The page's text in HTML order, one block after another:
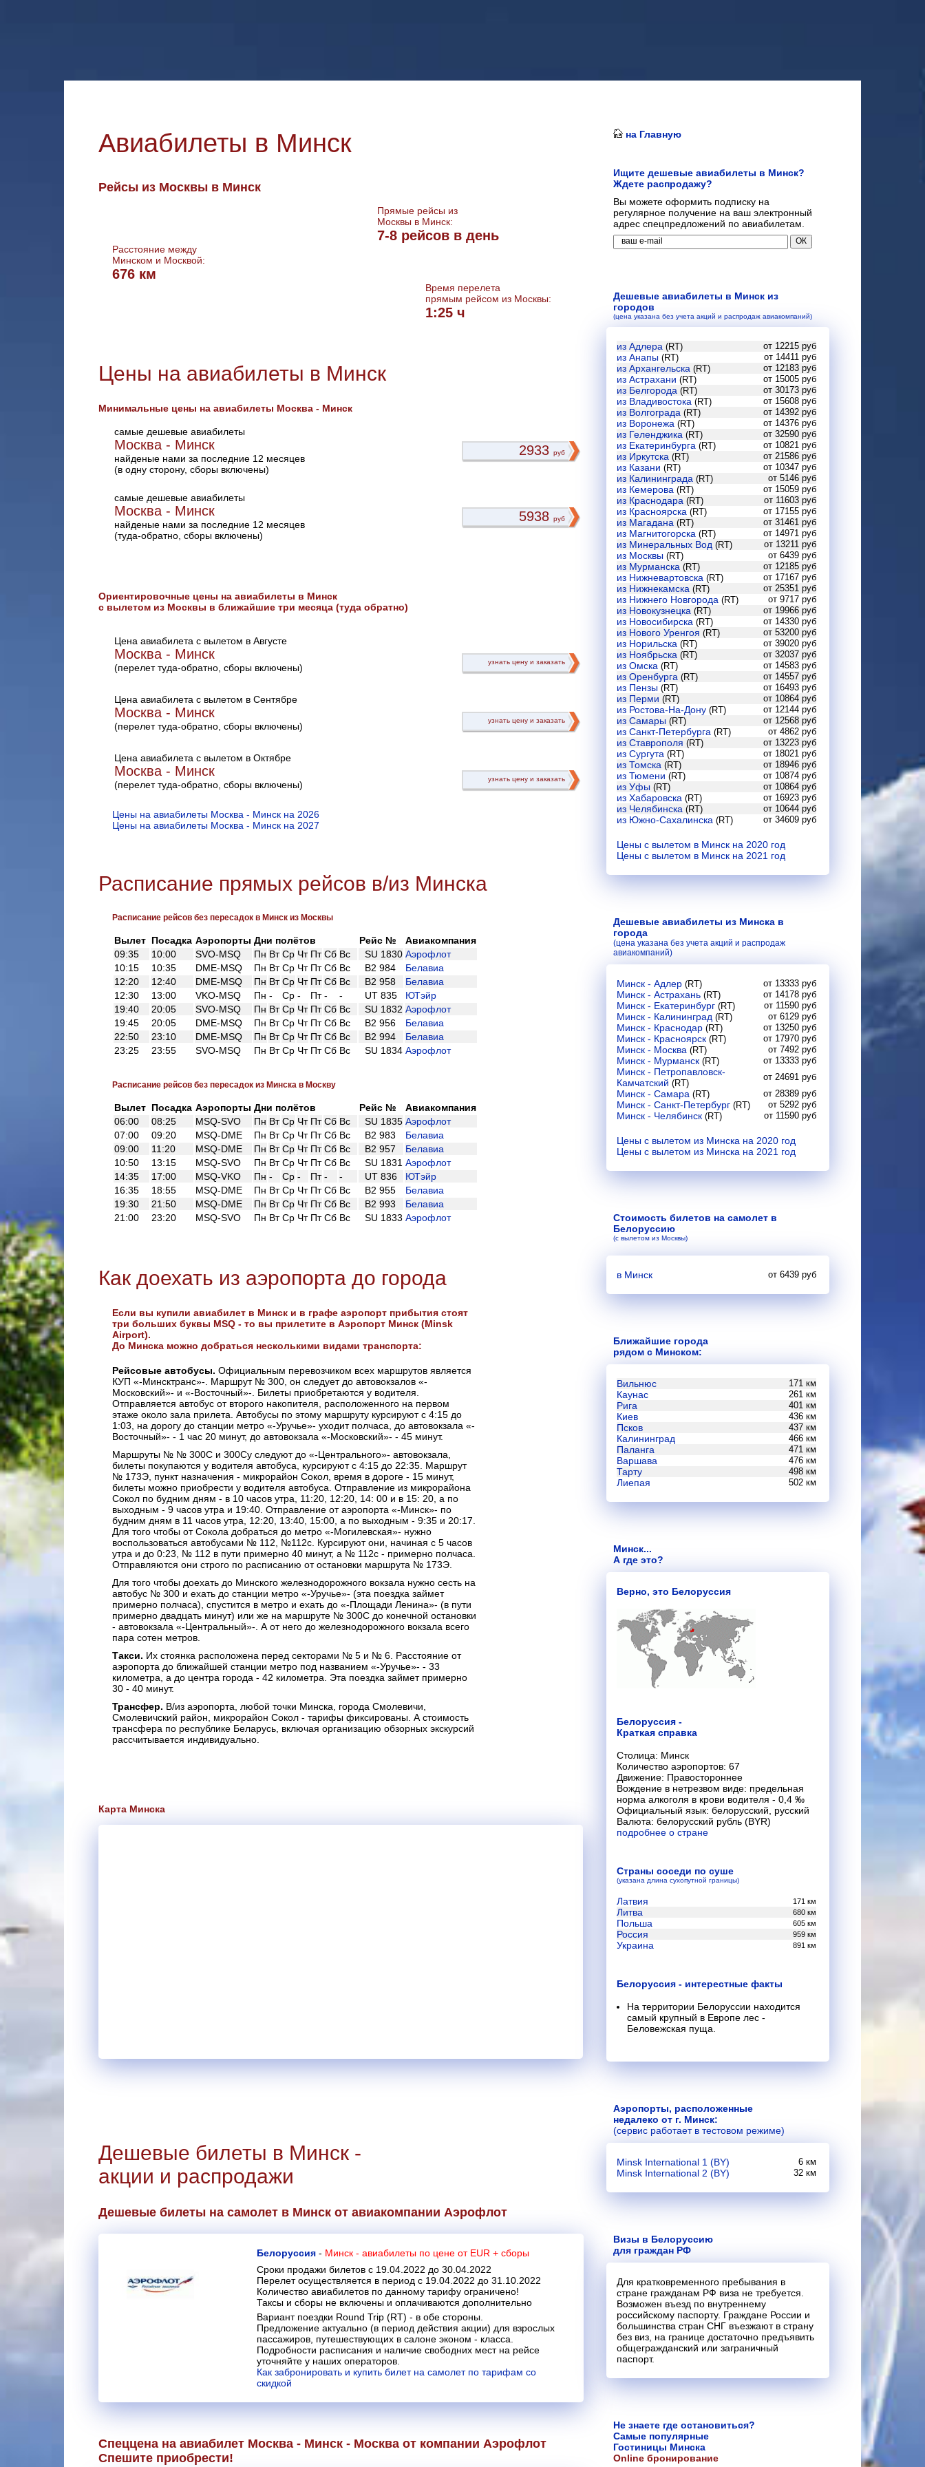
Авиабилеты в Минск
Рейсы из Москвы в Минск
Прямые рейсы из
Москвы в Минск:
7-8 рейсов в день
Расстояние между
Минском и Москвой:
676 км
Время перелета
прямым рейсом из Москвы:
1:25 ч
Цены на авиабилеты в Минск
Минимальные цены на авиабилеты Москва - Минск
самые дешевые авиабилеты
Москва - Минск
найденые нами за последние 12 месяцев
(в одну сторону, сборы включены)
2933 руб
самые дешевые авиабилеты
Москва - Минск
найденые нами за последние 12 месяцев
(туда-обратно, сборы включены)
5938 руб
Ориентировочные цены на авиабилеты в Минск
с вылетом из Москвы в ближайшие три месяца (туда обратно)
Цена авиабилета с вылетом в Августе
Москва - Минск
(перелет туда-обратно, сборы включены)
узнать цену и заказать
Цена авиабилета с вылетом в Сентябре
Москва - Минск
(перелет туда-обратно, сборы включены)
узнать цену и заказать
Цена авиабилета с вылетом в Октябре
Москва - Минск
(перелет туда-обратно, сборы включены)
узнать цену и заказать
Цены на авиабилеты Москва - Минск на 2026
Цены на авиабилеты Москва - Минск на 2027
Расписание прямых рейсов в/из Минска
Расписание рейсов без пересадок в Минск из Москвы
Вылет Посадка Аэропорты Дни полётов Рейс №
Авиакомпания
09:35
10:00 SVO-MSQ Пн Вт Ср Чт Пт Сб Вс SU 1830 Аэрофлот
10:15
10:35 DME-MSQ Пн Вт Ср Чт Пт Сб Вс B2 984
Белавиа
12:20
12:40 DME-MSQ Пн Вт Ср Чт Пт Сб Вс B2 958
Белавиа
12:30
13:00 VKO-MSQ Пн - Ср - Пт - - UT 835
ЮТэйр
19:40
20:05 SVO-MSQ Пн Вт Ср Чт Пт Сб Вс SU 1832 Аэрофлот
19:45
20:05 DME-MSQ Пн Вт Ср Чт Пт Сб Вс B2 956
Белавиа
22:50
23:10 DME-MSQ Пн Вт Ср Чт Пт Сб Вс B2 994
Белавиа
23:25
23:55 SVO-MSQ Пн Вт Ср Чт Пт Сб Вс SU 1834 Аэрофлот
Расписание рейсов без пересадок из Минска в Москву
Вылет Посадка Аэропорты Дни полётов Рейс №
Авиакомпания
06:00
08:25 MSQ-SVO Пн Вт Ср Чт Пт Сб Вс SU 1835 Аэрофлот
07:00
09:20 MSQ-DME Пн Вт Ср Чт Пт Сб Вс B2 983
Белавиа
09:00
11:20 MSQ-DME Пн Вт Ср Чт Пт Сб Вс B2 957
Белавиа
10:50
13:15 MSQ-SVO Пн Вт Ср Чт Пт Сб Вс SU 1831 Аэрофлот
14:35
17:00 MSQ-VKO Пн - Ср - Пт - - UT 836
ЮТэйр
16:35
18:55 MSQ-DME Пн Вт Ср Чт Пт Сб Вс B2 955
Белавиа
19:30
21:50 MSQ-DME Пн Вт Ср Чт Пт Сб Вс B2 993
Белавиа
21:00
23:20 MSQ-SVO Пн Вт Ср Чт Пт Сб Вс SU 1833 Аэрофлот
Как доехать из аэропорта до города
Если вы купили авиабилет в Минск и в графе аэропорт прибытия стоят
три больших буквы MSQ - то вы прилетите в Аэропорт Минск (Minsk
Airport).
До Минска можно добраться несколькими видами транспорта:
Рейсовые автобусы. Официальным перевозчиком всех маршрутов является
КУП «-Минсктранс»-. Маршрут № 300, он следует до автовокзалов «-
Московский»- и «-Восточный»-. Билеты приобретаются у водителя.
Отправляется автобус от второго накопителя, расположенного на первом
этаже около зала прилета. Автобусы по этому маршруту курсируют с 4:15 до
1:03, на дорогу до станции метро «-Уручье»- уходит полчаса, до автовокзала «-
Восточный»- - 1 час 20 минут, до автовокзала «-Московский»- - 45 минут.
Маршруты № № 300С и 300Су следуют до «-Центрального»- автовокзала,
билеты покупаются у водителя автобуса, курсируют с 4:15 до 22:35. Маршрут
№ 173Э, пункт назначения - микрорайон Сокол, время в дороге - 15 минут,
билеты можно приобрести у водителя автобуса. Отправление из микрорайона
Сокол по будним дням - в 10 часов утра, 11:20, 12:20, 14: 00 и в 15: 20, а по
выходным - 9 часов утра и 19:40. Отправление от аэропорта «-Минск»- по
будним дням в 11 часов утра, 12:20, 13:40, 15:00, а по выходным - 9:35 и 20:17.
Для того чтобы от Сокола добраться до метро «-Могилевская»- нужно
воспользоваться автобусами № 112, №112с. Курсируют они, начиная с 5 часов
утра и до 0:23, № 112 в пути примерно 40 минут, а № 112с - примерно полчаса.
Отправляются они строго по расписанию от остановки маршрута № 173Э.
Для того чтобы доехать до Минского железнодорожного вокзала нужно сесть на
автобус № 300 и ехать до станции метро «-Уручье»- (эта поездка займет
примерно полчаса), спустится в метро и ехать до «-Площади Ленина»- (в пути
примерно двадцать минут) или же на маршруте № 300С до конечной остановки
- автовокзала «-Центральный»-. А от него до железнодорожного вокзала всего
пара сотен метров.
Такси. Их стоянка расположена перед секторами № 5 и № 6. Расстояние от
аэропорта до ближайшей станции метро под названием «-Уручье»- - 33
километра, а до центра города - 42 километра. Эта поездка займет примерно
30 - 40 минут.
Трансфер. В/из аэропорта, любой точки Минска, города Смолевичи,
Смолевичский район, микрорайон Сокол - тарифы фиксированы. А стоимость
трансфера по республике Беларусь, включая организацию обзорных экскурсий
рассчитывается индивидуально.
Карта Минска
Дешевые билеты в Минск -
акции и распродажи
Дешевые билеты на самолет в Минск от авиакомпании Аэрофлот
Белоруссия - Минск - авиабилеты по цене от EUR + сборы
Сроки продажи билетов с 19.04.2022 до 30.04.2022
Перелет осуществляется в период с 19.04.2022 до 31.10.2022
Количество авиабилетов по данному тарифу ограничено!
Таксы и сборы не включены и оплачиваются дополнительно
Вариант поездки Round Trip (RT) - в обе стороны.
Предложение актуально (в период действия акции) для взрослых
пассажиров, путешествующих в салоне эконом - класса.
Подробности расписания и наличие свободних мест на рейсе
уточняйте у наших операторов.
Как забронировать и купить билет на самолет по тарифам со
скидкой
Спеццена на авиабилет Москва - Минск - Москва от компании Аэрофлот
Спешите приобрести!
на Главную
Ищите дешевые авиабилеты в Минск?
Ждете распродажу?
Вы можете оформить подписку на
регулярное получение на ваш электронный
адрес спецпредложений по авиабилетам.
Дешевые авиабилеты в Минск из
городов
(цена указана без учета акций и распродаж авиакомпаний)
из Адлера (RT) от 12215 руб
из Анапы (RT) от 14411 руб
из Архангельска (RT) от 12183 руб
из Астрахани (RT) от 15005 руб
из Белгорода (RT) от 30173 руб
из Владивостока (RT) от 15608 руб
из Волгограда (RT) от 14392 руб
из Воронежа (RT) от 14376 руб
из Геленджика (RT) от 32590 руб
из Екатеринбурга (RT) от 10821 руб
из Иркутска (RT) от 21586 руб
из Казани (RT) от 10347 руб
из Калининграда (RT) от 5146 руб
из Кемерова (RT) от 15059 руб
из Краснодара (RT) от 11603 руб
из Красноярска (RT) от 17155 руб
из Магадана (RT) от 31461 руб
из Магнитогорска (RT) от 14971 руб
из Минеральных Вод (RT) от 13211 руб
из Москвы (RT) от 6439 руб
из Мурманска (RT) от 12185 руб
из Нижневартовска (RT) от 17167 руб
из Нижнекамска (RT) от 25351 руб
из Нижнего Новгорода (RT) от 9717 руб
из Новокузнецка (RT) от 19966 руб
из Новосибирска (RT) от 14330 руб
из Нового Уренгоя (RT) от 53200 руб
из Норильска (RT) от 39020 руб
из Ноябрьска (RT) от 32037 руб
из Омска (RT) от 14583 руб
из Оренбурга (RT) от 14557 руб
из Пензы (RT) от 16493 руб
из Перми (RT) от 10864 руб
из Ростова-На-Дону (RT) от 12144 руб
из Самары (RT) от 12568 руб
из Санкт-Петербурга (RT) от 4862 руб
из Ставрополя (RT) от 13223 руб
из Сургута (RT) от 18021 руб
из Томска (RT) от 18946 руб
из Тюмени (RT) от 10874 руб
из Уфы (RT) от 10864 руб
из Хабаровска (RT) от 16923 руб
из Челябинска (RT) от 10644 руб
из Южно-Сахалинска (RT) от 34609 руб
Цены с вылетом в Минск на 2020 год
Цены с вылетом в Минск на 2021 год
Дешевые авиабилеты из Минска в
города
(цена указана без учета акций и распродаж
авиакомпаний)
Минск - Адлер (RT) от 13333 руб
Минск - Астрахань (RT) от 14178 руб
Минск - Екатеринбург (RT) от 11590 руб
Минск - Калининград (RT) от 6129 руб
Минск - Краснодар (RT) от 13250 руб
Минск - Красноярск (RT) от 17970 руб
Минск - Москва (RT) от 7492 руб
Минск - Мурманск (RT) от 13333 руб
Минск - Петропавловск-
Камчатский (RT)
от 24691 руб
Минск - Самара (RT) от 28389 руб
Минск - Санкт-Петербург (RT) от 5292 руб
Минск - Челябинск (RT) от 11590 руб
Цены с вылетом из Минска на 2020 год
Цены с вылетом из Минска на 2021 год
Стоимость билетов на самолет в
Белоруссию
(с вылетом из Москвы)
в Минск от 6439 руб
Ближайшие города
рядом с Минском:
Вильнюс 171 км
Каунас 261 км
Рига 401 км
Киев 436 км
Псков 437 км
Калининград 466 км
Паланга 471 км
Варшава 476 км
Тарту 498 км
Лиепая 502 км
Минск...
А где это?
Верно, это Белоруссия
Белоруссия -
Краткая справка
Столица: Минск
Количество аэропортов: 67
Движение: Правостороннее
Вождение в нетрезвом виде: предельная
норма алкоголя в крови водителя - 0,4 ‰
Официальный язык: белорусский, русский
Валюта: белорусский рубль (BYR)
подробнее о стране
Страны соседи по суше
(указана длина сухопутной границы)
Латвия 171 км
Литва 680 км
Польша 605 км
Россия 959 км
Украина 891 км
Белоруссия - интерестные факты
На территории Белоруссии находится
самый крупный в Европе лес -
Беловежская пуща.
Аэропорты, расположенные
недалеко от г. Минск:
(сервис работает в тестовом режиме)
Minsk International 1 (BY) 6 км
Minsk International 2 (BY) 32 км
Визы в Белоруссию
для граждан РФ
Для кратковременного пребывания в
стране гражданам РФ виза не требуется.
Возможен въезд по внутреннему
российскому паспорту. Граждане России и
большинства стран СНГ въезжают в страну
без виз, на границе достаточно предъявить
общегражданский или заграничный
паспорт.
Не знаете где остановиться?
Самые популярные
Гостиницы Минска
Online бронирование